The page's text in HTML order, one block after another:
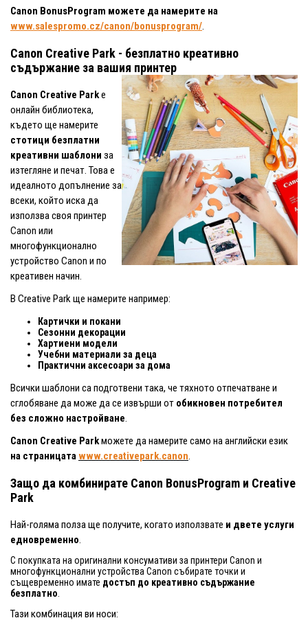
Canon BonusProgram можете да намерите на
www.salespromo.cz/canon/bonusprogram/.
Canon Creative Park - безплатно креативно
съдържание за вашия принтер
Canon Creative Parkе
онлайн библиотека,
където ще намерите
стотици безплатни
креативни шаблони за
изтегляне и печат. Това е
идеалното допълнение за
всеки, който иска да
използва своя принтер
Canon или
многофункционално
устройство Canon и по
креативен начин.
В Creative Park ще намерите например:
Картички и покани
Сезонни декорации
Хартиени модели
Учебни материали за деца
Практични аксесоари за дома
Всички шаблони са подготвени така, че тяхното отпечатване и
сглобяване да може да се извърши от обикновен потребител
без сложно настройване.
Canon Creative Parkможете да намерите само на английски език
на страницатаwww.creativepark.canon.
Защо да комбинирате Canon BonusProgram и Creative
Park
Най-голяма полза ще получите, когато използвате и двете услуги
едновременно.
С покупката на оригинални консумативи за принтери Canon и
многофункционални устройства Canon събирате точки и
същевременно имате достъп до креативно съдържание
безплатно
Тази комбинация ви носи: